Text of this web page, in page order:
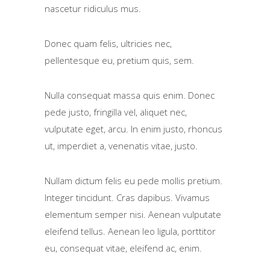
nascetur ridiculus mus.
Donec quam felis, ultricies nec,
pellentesque eu, pretium quis, sem.
Nulla consequat massa quis enim. Donec
pede justo, fringilla vel, aliquet nec,
vulputate eget, arcu. In enim justo, rhoncus
ut, imperdiet a, venenatis vitae, justo.
Nullam dictum felis eu pede mollis pretium.
Integer tincidunt. Cras dapibus. Vivamus
elementum semper nisi. Aenean vulputate
eleifend tellus. Aenean leo ligula, porttitor
eu, consequat vitae, eleifend ac, enim.